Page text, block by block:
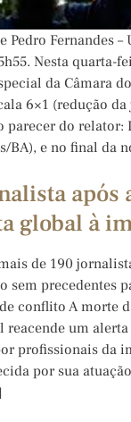
Pedro Fernandes
Nesta quarta-
da Câmara
6×1 (redução
parecer do relator:
BA), e no final da
após
global à
de 190
sem precedentes
conflito A morte
um
profissionais da
por sua